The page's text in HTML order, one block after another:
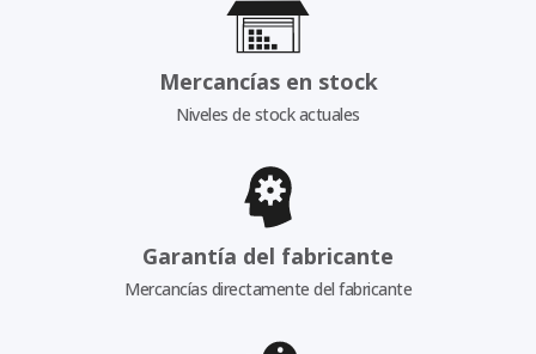
Mercancías en stock
Niveles de stock actuales
Garantía del fabricante
Mercancías directamente del fabricante